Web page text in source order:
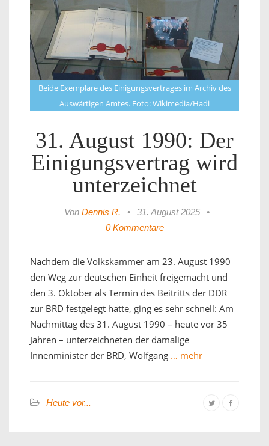
Beide Exemplare des Einigungsvertrages im Archiv des
Auswärtigen Amtes. Foto: Wikimedia/Hadi
31. August 1990: Der
Einigungsvertrag wird
unterzeichnet
Von Dennis R. • 31. August 2025
•
0 Kommentare
Nachdem die Volkskammer am 23. August 1990
den Weg zur deutschen Einheit freigemacht und
den 3. Oktober als Termin des Beitritts der DDR
zur BRD festgelegt hatte, ging es sehr schnell: Am
Nachmittag des 31. August 1990 – heute vor 35
Jahren – unterzeichneten der damalige
Innenminister der BRD, Wolfgang … mehr
Heute vor...